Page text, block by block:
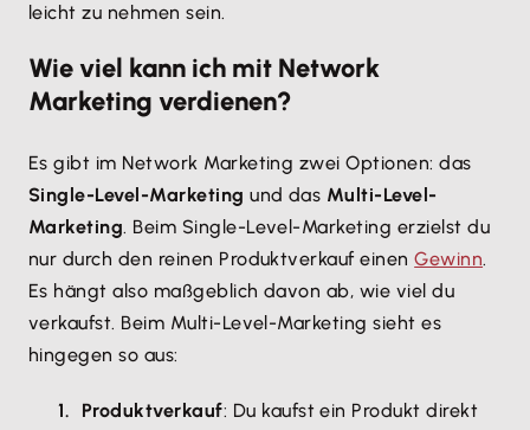
leicht zu nehmen sein.
Wie viel kann ich mit Network
Marketing verdienen?
Es gibt im Network Marketing zwei Optionen: das
Single-Level-Marketingund das Multi-Level-
Marketing. Beim Single-Level-Marketing erzielst du
nur durch den reinen Produktverkauf einenGewinn.
Es hängt also maßgeblich davon ab, wie viel du
verkaufst. Beim Multi-Level-Marketing sieht es
hingegen so aus:
Produktverkauf: Du kaufst ein Produkt direkt